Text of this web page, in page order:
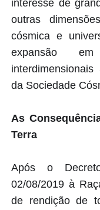
interesse de
outras
cósmica e
expansão
da Sociedade
As
Terra
Após o
02/08/2019 à
de rendição de